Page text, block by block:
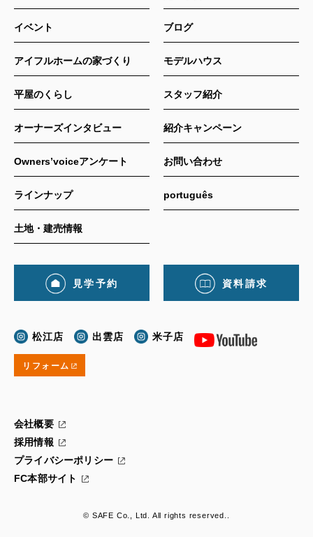
イベント
アイフルホームの家づくり
平屋のくらし
オーナーズインタビュー
Owners’voiceアンケート
ラインナップ
土地・建売情報
ブログ
モデルハウス
スタッフ紹介
紹介キャンペーン
お問い合わせ
português
見学予約 資料請求
松江店 出雲店 米子店
リフォーム
会社概要
採用情報
プライバシーポリシー
FC本部サイト
© SAFE Co., Ltd. All rights reserved..